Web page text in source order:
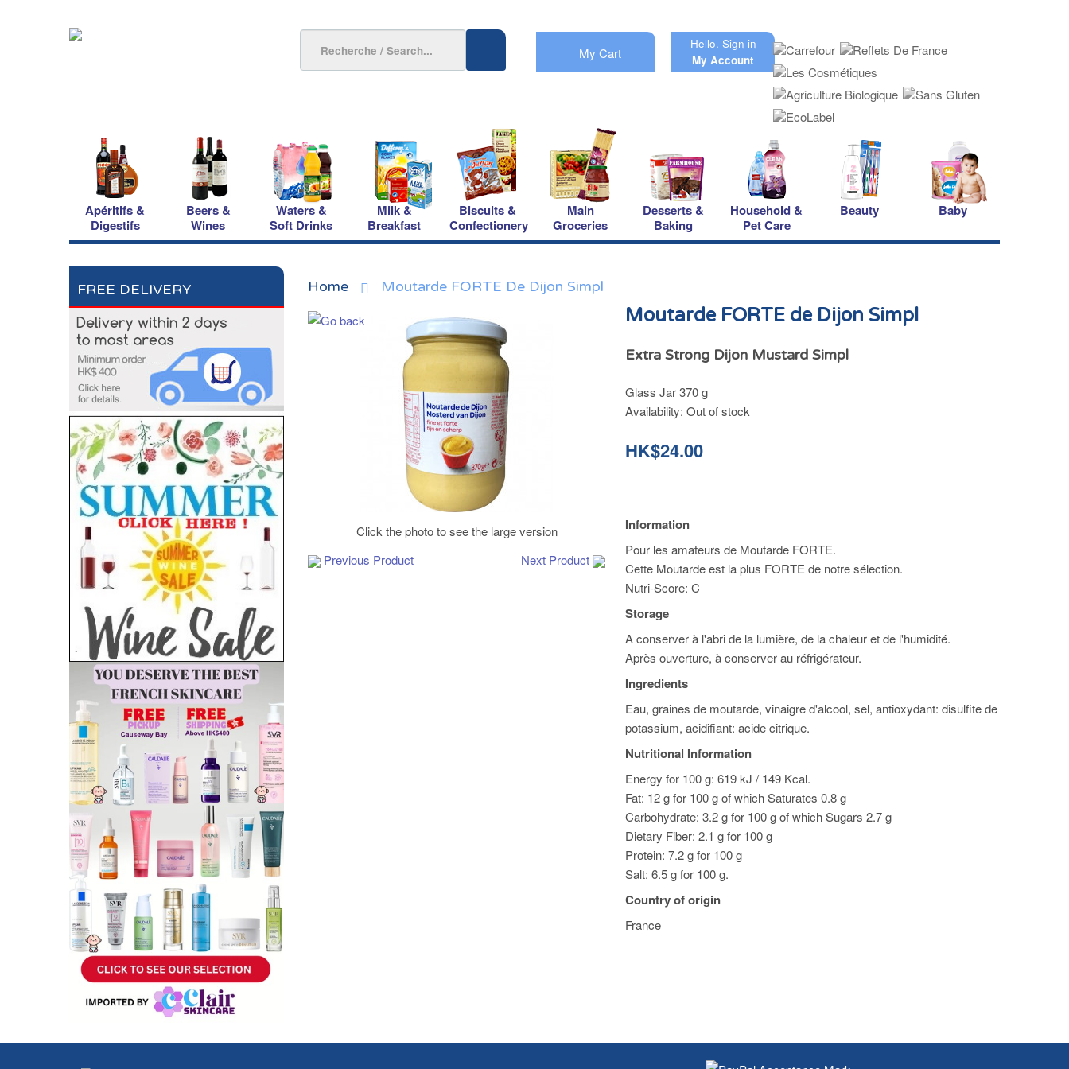
My Cart
Hello. Sign in
My Account
Apéritifs &
Digestifs
Beers &
Wines
Waters &
Soft Drinks
Milk &
Breakfast
Biscuits &
Confectionery
Main
Groceries
Desserts &
Baking
Household &
Pet Care
Beauty Baby
FREE DELIVERY Home Moutarde FORTE De Dijon Simpl
Click the photo to see the large version
Previous Product
Next Product
Moutarde FORTE de Dijon Simpl
Extra Strong Dijon Mustard Simpl
Glass Jar 370 g
Availability:Out of stock
HK$24.00
Information
Pour les amateurs de Moutarde FORTE.
Cette Moutarde est la plus FORTE de notre sélection.
Nutri-Score: C
Storage
A conserver à l'abri de la lumière, de la chaleur et de l'humidité.
Après ouverture, à conserver au réfrigérateur.
Ingredients
Eau, graines de moutarde, vinaigre d'alcool, sel, antioxydant: disulfite de
potassium, acidifiant: acide citrique.
Nutritional Information
Energy for 100 g: 619 kJ / 149 Kcal.
Fat: 12 g for 100 g of which Saturates 0.8 g
Carbohydrate: 3.2 g for 100 g of which Sugars 2.7 g
Dietary Fiber: 2.1 g for 100 g
Protein: 7.2 g for 100 g
Salt: 6.5 g for 100 g.
Country of origin
France